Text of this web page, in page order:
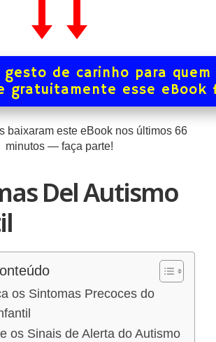
gesto de carinho para
gratuitamente esse
baixaram este eBook nos últimos 66
minutos — faça parte!
Del Autismo
os Sintomas Precoces do
os Sinais de Alerta do Autismo